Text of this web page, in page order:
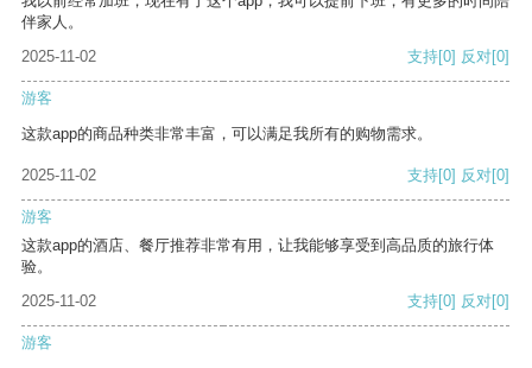
伴家人。
2025-11-02
支持[0] 反对[0]
游客
这款app的商品种类非常丰富，可以满足我所有的购物需求。
2025-11-02 支持[0] 反对[0]
游客
这款app的酒店、餐厅推荐非常有用，让我能够享受到高品质的旅行体
验。
2025-11-02
支持[0] 反对[0]
游客